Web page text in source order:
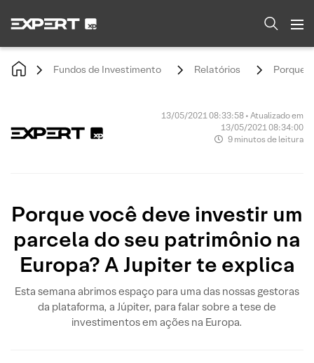
Fundos de Investimento Relatórios Porque
13/05/2021 08:33:58 • Atualizado em
13/05/2021 08:34:00
9 minutos de leitura
Porque você deve investir um
parcela do seu patrimônio na
Europa? A Jupiter te explica
Esta semana abrimos espaço para uma das nossas gestoras
da plataforma, a Júpiter, para falar sobre a tese de
investimentos em ações na Europa.